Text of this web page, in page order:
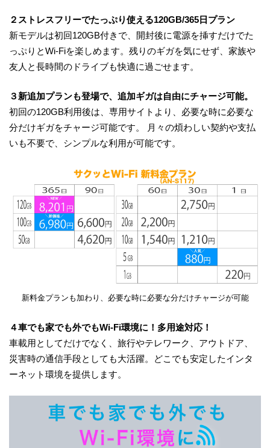
２ストレスフリーでたっぷり使える120GB/365日プラン
新モデルは初回120GB付きで、開封後に電源を挿すだけでた
っぷりとWi-Fiを楽しめます。残りのギガを気にせず、家族や
友人と長時間のドライブも快適に過ごせます。
３新追加プランも登場で、追加ギガは自由にチャージ可能。
初回の120GB利用後は、専用サイトより、必要な時に必要な
分だけギガをチャージ可能です。 月々の煩わしい契約や支払
いも不要で、シンプルな利用が可能です。
新料金プランも加わり、必要な時に必要な分だけチャージが可能
４車でも家でも外でもWi-Fi環境に！多用途対応！
車載用としてだけでなく、旅行やテレワーク、アウトドア、
災害時の通信手段としても大活躍。どこでも安定したインタ
ーネット環境を提供します。